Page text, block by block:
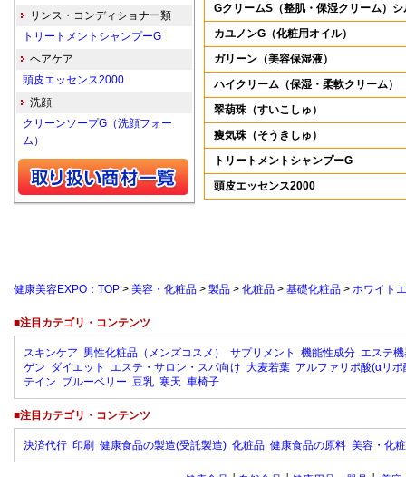
GクリームS（整肌・保湿クリーム）
カユノンG（化粧用オイル）
ガリーン（美容保湿液）
ハイクリーム（保湿・柔軟クリーム）
翠葫珠（すいこしゅ）
痩気珠（そうきしゅ）
トリートメントシャンプーG
頭皮エッセンス2000
リンス・コンディショナー類
トリートメントシャンプーG
ヘアケア
頭皮エッセンス2000
洗顔
クリーンソープG（洗顔フォー
ム）
健康美容EXPO：TOP > 美容・化粧品 > 製品 > 化粧品 > 基礎化粧品 > ホワイト
■注目カテゴリ・コンテンツ
スキンケア 男性化粧品（メンズコスメ） サプリメント 機能性成分 エステ
ゲン ダイエット エステ・サロン・スパ向け 大麦若葉 アルファリポ酸(αリポ
テイン ブルーベリー 豆乳 寒天 車椅子
■注目カテゴリ・コンテンツ
決済代行 印刷 健康食品の製造(受託製造) 化粧品 健康食品の原料 美容・化